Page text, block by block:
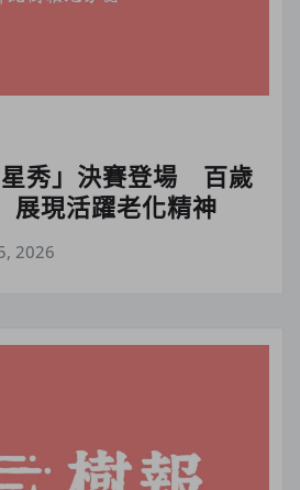
星秀」決賽登場 百歲
現活躍老化精神
2026